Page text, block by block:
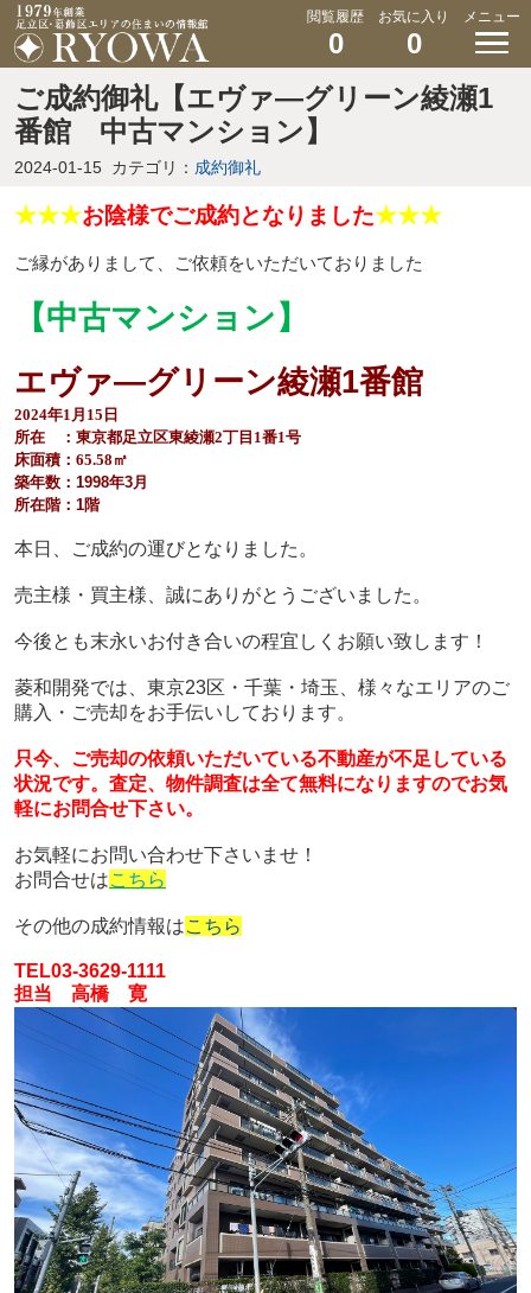
閲覧履歴
0
お気に入り
0
メニュー
ご成約御礼【エヴァ―グリーン綾瀬1
番館 中古マンション】
2024-01-15 カテゴリ： 成約御礼
★★★お陰様でご成約となりました★★★
ご縁がありまして、ご依頼をいただいておりました
【中古マンション】
エヴァ―グリーン綾瀬1番館
2024年1月15日
所在 ：東京都足立区東綾瀬2丁目1番1号
床面積：65.58㎡
築年数：1998年3月
所在階：1階
本日、ご成約の運びとなりました。
売主様・買主様、 誠にありがとうございました。
今後とも末永いお付き合いの程宜しくお願い致します！
菱和開発では、東京23区・千葉・埼玉、様々なエリアのご
購入・ご売却をお手伝いしております。
只今、ご売却の依頼いただいている不動産が不足している
状況です。 査定、物件調査は全て無料になりますのでお気
軽にお問合せ下さい。
お気軽にお問い合わせ下さいませ！
お問合せはこちら
その他の成約情報はこちら
TEL03-3629-1111
担当 高橋 寛